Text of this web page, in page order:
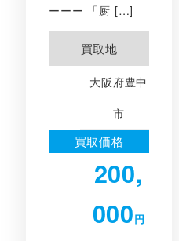
ーーー 「厨 […]
買取地
大阪府豊中
市
買取価格
200,
000円